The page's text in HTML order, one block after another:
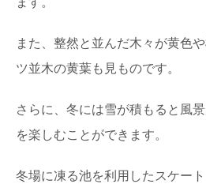
また、整然と並んだ木々が黄色
ツ並木の黄葉も見ものです。
さらに、冬には雪が積もると風
を楽しむことができます。
冬場に凍る池を利用したスケー